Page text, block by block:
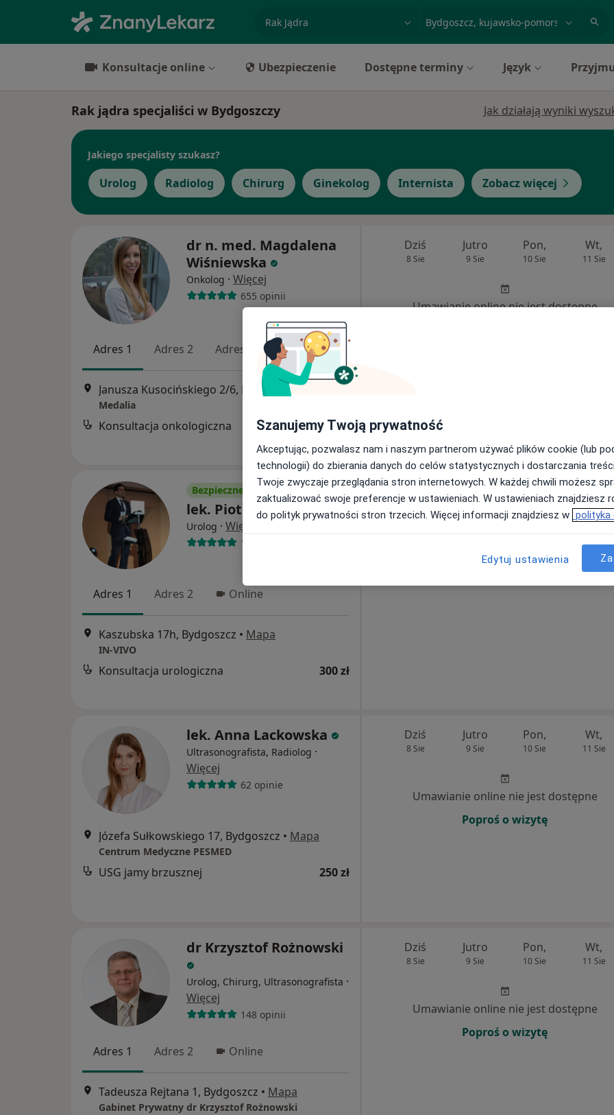
Konsultacje online Ubezpieczenie Dostępne terminy Język
Rak jądra specjaliści w Bydgoszczy Jak działają wyniki
Jakiego specjalisty szukasz?
Urolog Radiolog Chirurg Ginekolog Internista Zobacz więcej
dr n. med. Magdalena
Wiśniewska
Onkolog · Więcej
655 opinii
Adres 1 Adres 2 Adres 3 Online
Janusza Kusocińskiego 2/6, Niemcz Mapa
Medalia
Konsultacja onkologiczna 400 zł
Dziś
8 Sie
Jutro
9 Sie
Pon,
10 Sie
Wt,
11 Sie
Umawianie online nie jest dostępne
Bezpieczne płatności
lek. Piotr Piasecki
Urolog · Więcej
189 opinii
Adres 1 Adres 2 Online
Kaszubska 17h, Bydgoszcz • Mapa
IN-VIVO
Konsultacja urologiczna 300 zł
Dziś
8 Sie
Jutro
9 Sie
Pon,
10 Sie
Wt,
11 Sie
lek. Anna Lackowska
Ultrasonografista, Radiolog ·
Więcej
62 opinie
Józefa Sułkowskiego 17, Bydgoszcz • Mapa
Centrum Medyczne PESMED
USG jamy brzusznej 250 zł
Dziś
8 Sie
Jutro
9 Sie
Pon,
10 Sie
Wt,
11 Sie
Umawianie online nie jest dostępne
Poproś o wizytę
dr Krzysztof Rożnowski
Urolog, Chirurg, Ultrasonografista ·
Więcej
148 opinii
Adres 1 Adres 2 Online
Tadeusza Rejtana 1, Bydgoszcz • Mapa
Gabinet Prywatny dr Krzysztof Rożnowski
Dziś
8 Sie
Jutro
9 Sie
Pon,
10 Sie
Wt,
11 Sie
Umawianie online nie jest dostępne
Poproś o wizytę
Szanujemy Twoją prywatność
Akceptując, pozwalasz nam i naszym partnerom używać plików cookie (lub
technologii) do zbierania danych do celów statystycznych i dostarczania
Twoje zwyczaje przeglądania stron internetowych. W każdej chwili możesz
zaktualizować swoje preferencje w ustawieniach. W ustawieniach znajdziesz
do polityk prywatności stron trzecich. Więcej informacji znajdziesz w polityka
Edytuj ustawienia